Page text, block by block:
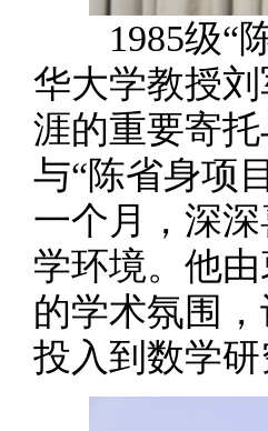
1985级“陈
华大学教授
涯的重要寄
与“陈省身项
一个月，深
学环境。他
的学术氛围
投入到数学研